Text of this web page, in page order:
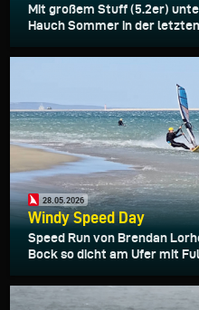
Mit großem Stuff (5.2er)
Hauch Sommer in der
28.05.2026
Windy Speed Day
Speed Run von Brendan
Bock so dicht am Ufer mit